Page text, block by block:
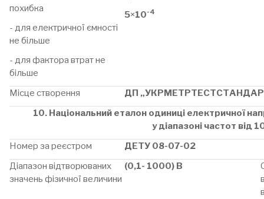
похибка
- для електричної ємності
не більше
- для фактора втрат не
більше
5×10-4
Місце створення
ДП
10. Національний еталон одиниці електричної
у діапазоні частот від
Номер за реєстром
ДЕТУ 08-07-02
Діапазон відтворюваних
значень фізичної величини
(0,1- 1000) В